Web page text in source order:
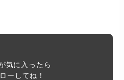
気に入ったら
ーしてね！